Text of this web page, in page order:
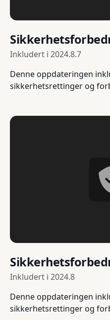
Inkludert i 2024.8.7
Denne oppdateringen
sikkerhetsrettinger og
Inkludert i 2024.8
Denne oppdateringen
sikkerhetsrettinger og